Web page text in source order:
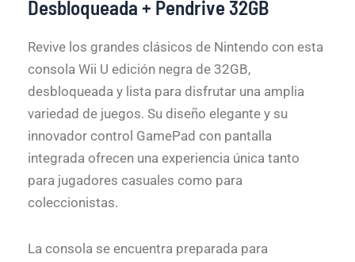
Desbloqueada + Pendrive 32GB
Revive los grandes clásicos de Nintendo con esta
consola Wii U edición negra de 32GB,
desbloqueada y lista para disfrutar una amplia
variedad de juegos. Su diseño elegante y su
innovador control GamePad con pantalla
integrada ofrecen una experiencia única tanto
para jugadores casuales como para
coleccionistas.
La consola se encuentra preparada para